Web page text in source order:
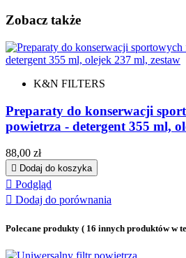
Zobacz także
K&N FILTERS
Preparaty do konserwacji
powietrza - detergent 355 ml,
Cena
88,00 zł
 Dodaj do koszyka
 Podgląd
 Dodaj do porównania
Polecane produkty ( 16 innych produktów w